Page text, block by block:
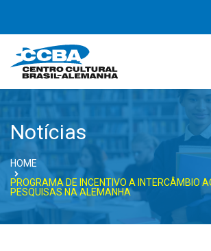
Notícias
HOME
PROGRAMA DE INCENTIVO A INTERCÂMBIO
PESQUISAS NA ALEMANHA